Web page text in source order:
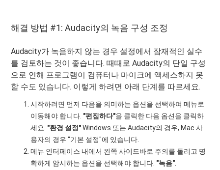
해결 방법 #1: Audacity의 녹음 구성 조정
Audacity가 녹음하지 않는 경우 설정에서 잠재적인 실수
를 검토하는 것이 좋습니다. 때때로 Audacity의 단일 구성
으로 인해 프로그램이 컴퓨터나 마이크에 액세스하지 못
할 수도 있습니다. 이렇게 하려면 아래 단계를 따르세요.
시작하려면 먼저 다음을 의미하는 옵션을 선택하여 메뉴로
이동해야 합니다. "편집하다"을 클릭한 다음 옵션을 클릭하
세요. "환경 설정"Windows 또는 Audacity의 경우, Mac 사
용자의 경우 "기본 설정"에 있습니다.
메뉴 인터페이스 내에서 왼쪽 사이드바로 주의를 돌리고 명
확하게 암시하는 옵션을 선택해야 합니다. "녹음".